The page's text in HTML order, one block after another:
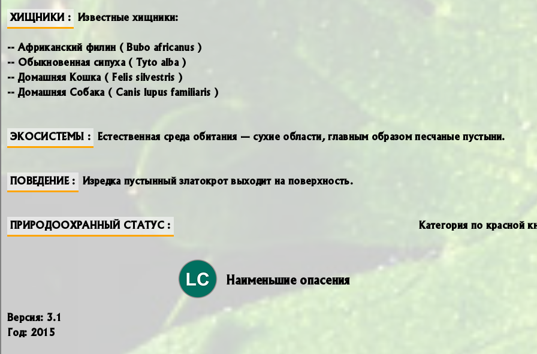
ХИЩНИКИ Известные хищники:
-- Африканский филин ( Bubo africanus )
-- Обыкновенная сипуха ( Tyto alba )
-- Домашняя Кошка ( Felis silvestris )
-- Домашняя Собака ( Canis lupus familiaris )
ЭКОСИСТЕМЫ Естественная среда обитания — сухие области, главным образом песчаные пустыни.
ПОВЕДЕНИЕ Изредка пустынный златокрот выходит на поверхность.
ПРИРОДООХРАННЫЙ СТАТУС Категория по красной
Наименьшие опасения
Версия: 3.1
Год: 2015